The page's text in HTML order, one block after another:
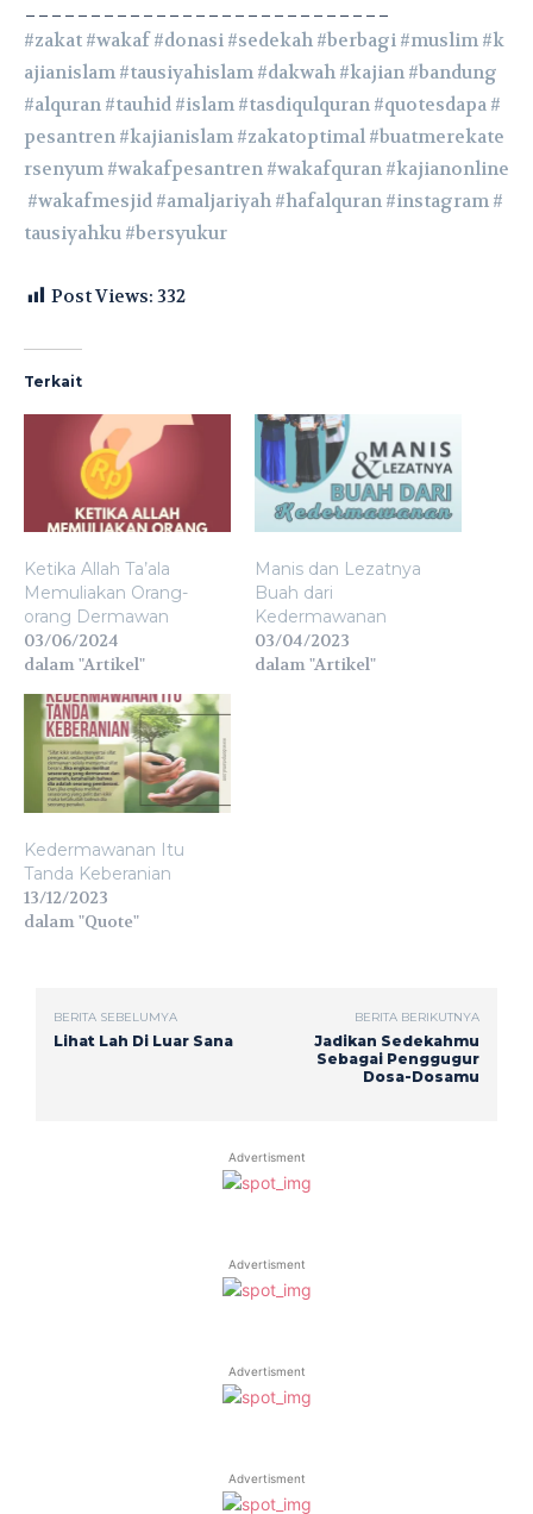
#zakat #wakaf #donasi #sedekah #berbagi #muslim #k
ajianislam #tausiyahislam #dakwah #kajian #bandung
#alquran #tauhid #islam #tasdiqulquran #quotesdapa #
pesantren #kajianislam #zakatoptimal #buatmerekate
rsenyum #wakafpesantren #wakafquran #kajianonline
#wakafmesjid #amaljariyah #hafalquran #instagram #
tausiyahku #bersyukur
Post Views: 332
Terkait
Ketika Allah Ta’ala
Memuliakan Orang-
orang Dermawan
03/06/2024
dalam "Artikel"
Manis dan Lezatnya
Buah dari
Kedermawanan
03/04/2023
dalam "Artikel"
Kedermawanan Itu
Tanda Keberanian
13/12/2023
dalam "Quote"
BERITA SEBELUMYA
Lihat Lah Di Luar Sana
BERITA BERIKUTNYA
Jadikan Sedekahmu
Sebagai Penggugur
Dosa-Dosamu
Advertisment
Advertisment
Advertisment
Advertisment